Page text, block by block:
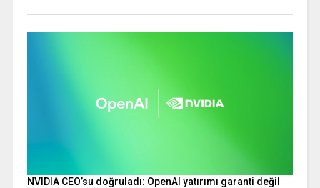
NVIDIA CEO’su doğruladı: OpenAI yatırımı garanti değil